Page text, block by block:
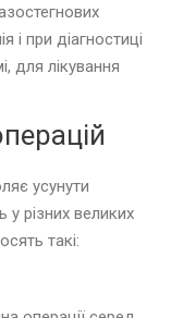
і при діагностиці
для лікування
усунути
різних великих
такі: